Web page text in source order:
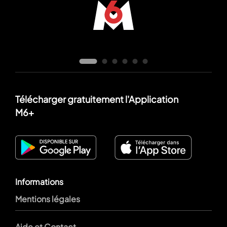
Télécharger gratuitement l'Application
M6+
Informations
Mentions légales